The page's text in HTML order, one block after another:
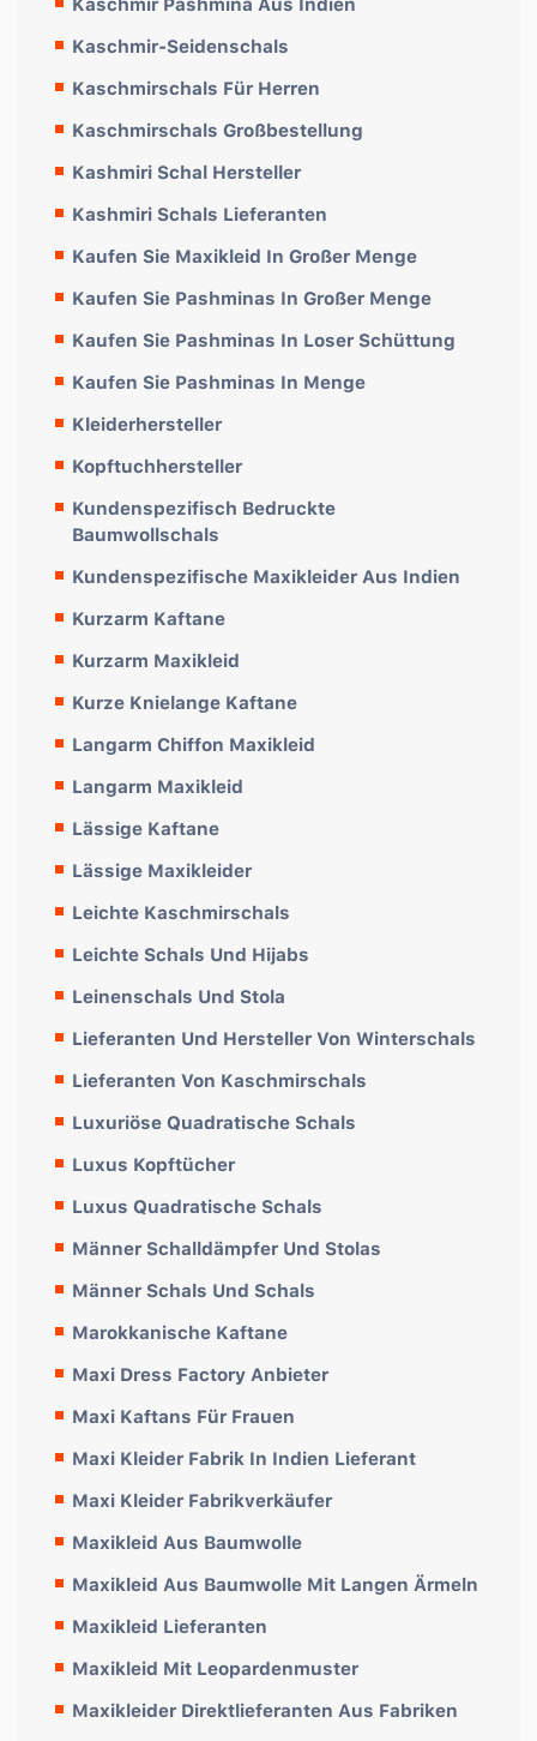
Kaschmir-Seidenschals
Kaschmirschals Für Herren
Kaschmirschals Großbestellung
Kashmiri Schal Hersteller
Kashmiri Schals Lieferanten
Kaufen Sie Maxikleid In Großer Menge
Kaufen Sie Pashminas In Großer Menge
Kaufen Sie Pashminas In Loser Schüttung
Kaufen Sie Pashminas In Menge
Kleiderhersteller
Kopftuchhersteller
Kundenspezifisch Bedruckte
Baumwollschals
Kundenspezifische Maxikleider Aus Indien
Kurzarm Kaftane
Kurzarm Maxikleid
Kurze Knielange Kaftane
Langarm Chiffon Maxikleid
Langarm Maxikleid
Lässige Kaftane
Lässige Maxikleider
Leichte Kaschmirschals
Leichte Schals Und Hijabs
Leinenschals Und Stola
Lieferanten Und Hersteller Von Winterschals
Lieferanten Von Kaschmirschals
Luxuriöse Quadratische Schals
Luxus Kopftücher
Luxus Quadratische Schals
Männer Schalldämpfer Und Stolas
Männer Schals Und Schals
Marokkanische Kaftane
Maxi Dress Factory Anbieter
Maxi Kaftans Für Frauen
Maxi Kleider Fabrik In Indien Lieferant
Maxi Kleider Fabrikverkäufer
Maxikleid Aus Baumwolle
Maxikleid Aus Baumwolle Mit Langen Ärmeln
Maxikleid Lieferanten
Maxikleid Mit Leopardenmuster
Maxikleider Direktlieferanten Aus Fabriken